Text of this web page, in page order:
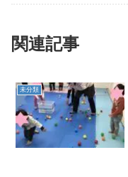
関連記事
未分類